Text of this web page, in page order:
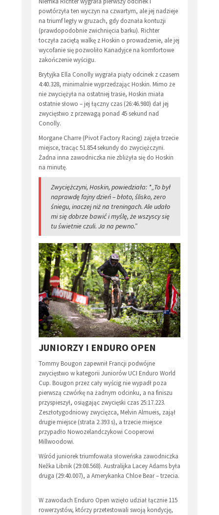
powtórzyła ten wyczyn na czwartym, ale jej nadzieje
na triumf legły w gruzach, gdy doznała kontuzji
(prawdopodobnie zwichnięcia barku). Richter
toczyła zaciętą walkę z Hoskin o prowadzenie, ale jej
wycofanie się pozwoliło Kanadyjce na komfortowe
zakończenie wyścigu.
Brytyjka Ella Conolly wygrała piąty odcinek z czasem
4:40.328, minimalnie wyprzedzając Hoskin. Mimo że
nie zwyciężyła na ostatniej trasie, Hoskin miała
ostatnie słowo – jej łączny czas (26:46.980) dał jej
zwycięstwo z przewagą ponad 45 sekund nad
Conolly.
Morgane Charre (Pivot Factory Racing) zajęła trzecie
miejsce, tracąc 51.854 sekundy do zwyciężczyni.
Żadna inna zawodniczka nie zbliżyła się do Hoskin
na minutę.
Zwyciężczyni, Hoskin, powiedziała: *„To był
naprawdę fajny dzień – błoto, ślisko, zero
śniegu, inaczej niż na treningach. Ale udało
mi się dobrze bawić i myślę, że wszyscy się
tu świetnie czuli. Ja na pewno.”
JUNIORZY I ENDURO OPEN
Tommy Bougon zapewnił Francji podwójne
zwycięstwo w kategorii Juniorów UCI Enduro World
Cup. Bougon przez cały wyścig nie wypadł poza
pierwszą czwórkę na żadnym odcinku, a na finiszu
przyspieszył, osiągając zwycięski czas 25:17.223.
Zeszłotygodniowy zwycięzca, Melvin Almueis, zajął
drugie miejsce (strata 2.393 s), a trzecie miejsce
przypadło Nowozelandczykowi Cooperowi
Millwoodowi.
Wśród juniorek triumfowała słoweńska zawodniczka
Nežka Libnik (29:08.568). Australijka Lacey Adams była
druga (29:40.007), a Amerykanka Chloe Bear – trzecia.
W zawodach Enduro Open wzięło udział łącznie 115
rowerzystów, którzy przetestowali swoją kondycję,